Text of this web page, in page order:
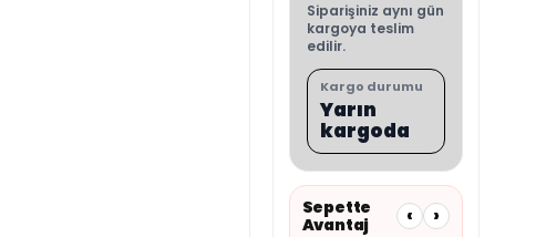
Siparişiniz aynı gün
kargoya teslim
edilir.
Kargo durumu
Yarın
kargoda
Sepette
Avantaj
‹ ›